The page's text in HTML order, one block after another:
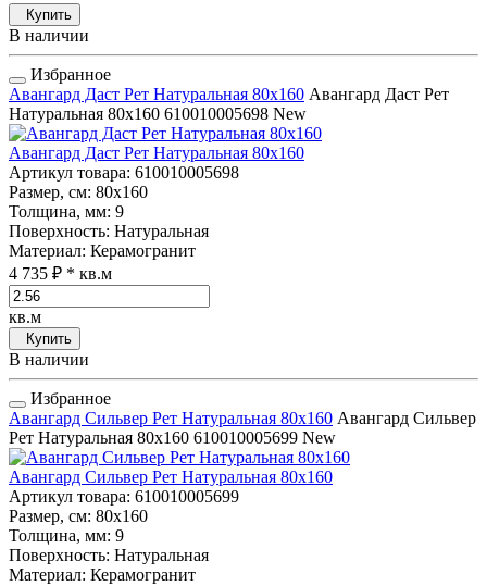
Купить
В наличии
Избранное
Авангард Даст Рет Натуральная 80x160 Авангард Даст Рет
Натуральная 80x160 610010005698 New
Авангард Даст Рет Натуральная 80x160
Артикул товара: 610010005698
Размер, см: 80x160
Толщина, мм: 9
Поверхность: Натуральная
Материал: Керамогранит
4 735 ₽ * кв.м
кв.м
Купить
В наличии
Избранное
Авангард Сильвер Рет Натуральная 80x160 Авангард Сильвер
Рет Натуральная 80x160 610010005699 New
Авангард Сильвер Рет Натуральная 80x160
Артикул товара: 610010005699
Размер, см: 80x160
Толщина, мм: 9
Поверхность: Натуральная
Материал: Керамогранит